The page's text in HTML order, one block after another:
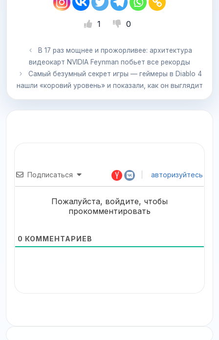
1 0
В 17 раз мощнее и прожорливее: архитектура
видеокарт NVIDIA Feynman побьет все рекорды
Самый безумный секрет игры — геймеры в Diablo 4
нашли «коровий уровень» и показали, как он выглядит
Подписаться авторизуйтесь
Пожалуйста, войдите, чтобы
прокомментировать
0 КОММЕНТАРИЕВ